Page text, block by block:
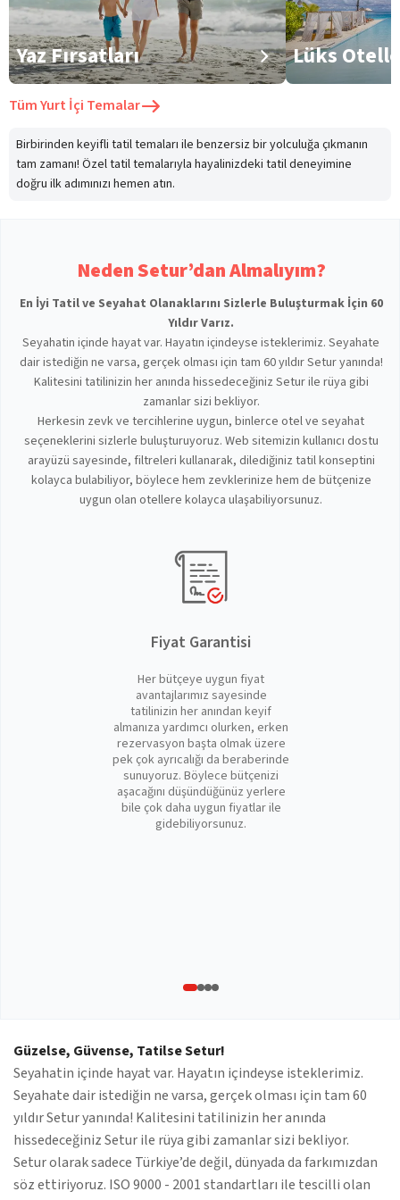
Yaz Fırsatları Lüks
TümYurt İçi Temalar
Birbirinden keyifli tatil temaları ile benzersiz bir yolculuğa çıkmanın
tam zamanı! Özel tatil temalarıyla hayalinizdeki tatil deneyimine
doğru ilk adımınızı hemen atın.
Neden Setur’dan Almalıyım?
En İyi Tatil ve Seyahat Olanaklarını Sizlerle Buluşturmak İçin 60
Yıldır Varız.
Seyahatin içinde hayat var. Hayatın içindeyse isteklerimiz. Seyahate
dair istediğin ne varsa, gerçek olması için tam 60 yıldır Setur yanında!
Kalitesini tatilinizin her anında hissedeceğiniz Setur ile rüya gibi
zamanlar sizi bekliyor.
Herkesin zevk ve tercihlerine uygun, binlerce otel ve seyahat
seçeneklerini sizlerle buluşturuyoruz. Web sitemizin kullanıcı dostu
arayüzü sayesinde, filtreleri kullanarak, dilediğiniz tatil konseptini
kolayca bulabiliyor, böylece hem zevklerinize hem de bütçenize
uygun olan otellere kolayca ulaşabiliyorsunuz.
Fiyat Garantisi
Her bütçeye uygun fiyat
avantajlarımız sayesinde
tatilinizin her anından keyif
almanıza yardımcı olurken, erken
rezervasyon başta olmak üzere
pek çok ayrıcalığı da beraberinde
sunuyoruz. Böylece bütçenizi
aşacağını düşündüğünüz yerlere
bile çok daha uygun fiyatlar ile
gidebiliyorsunuz.
Güzelse, Güvense, Tatilse Setur!
Seyahatin içinde hayat var. Hayatın içindeyse isteklerimiz.
Seyahate dair istediğin ne varsa, gerçek olması için tam 60
yıldır Setur yanında! Kalitesini tatilinizin her anında
hissedeceğiniz Setur ile rüya gibi zamanlar sizi bekliyor.
Setur olarak sadece Türkiye’de değil, dünyada da farkımızdan
söz ettiriyoruz. ISO 9000 - 2001 standartları ile tescilli olan